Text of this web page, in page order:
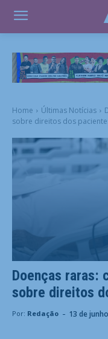
Home Últimas Notícias
sobre direitos dos
Doenças raras:
sobre direitos
Por: Redação - 13 de